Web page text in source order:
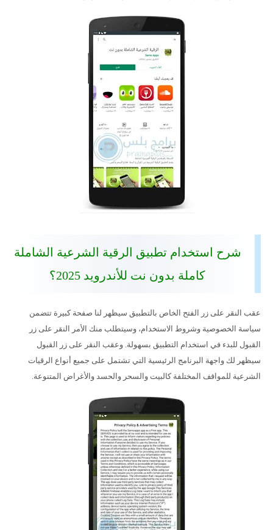
شرح استخدام تطبيق الرقية الشرعية الشاملة
كاملة بدون نت للأندرويد 2025؟
عقب النقر على زر الفتح الخاص بالتطبيق سيظهر لنا صفحة كبيرة تتضمن
سياسة الخصوصية وشروط الاستخدام، وسيتطلب منك الأمر النقر على زر
القبول للبدء في استخدام التطبيق بسهولة. وعقب النقر على زر القبول
سيظهر لك واجهة البرنامج الرئيسية التي تشتمل على جميع أنواع الرقيات
الشرعية للمواقف المختلفة كالبيت والسحر والحسد والأغراض المتنوعة.